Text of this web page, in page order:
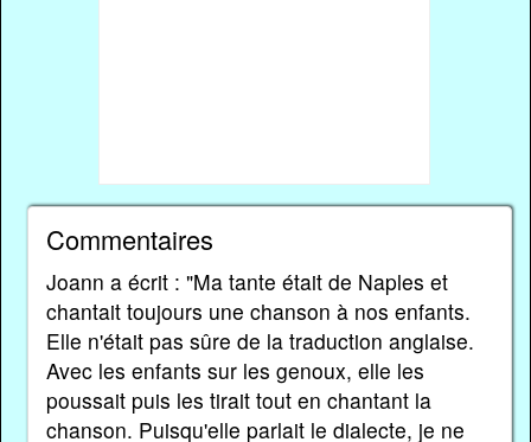
Commentaires
Joann a écrit : "Ma tante était de Naples et
chantait toujours une chanson à nos enfants.
Elle n'était pas sûre de la traduction anglaise.
Avec les enfants sur les genoux, elle les
poussait puis les tirait tout en chantant la
chanson. Puisqu'elle parlait le dialecte, je ne